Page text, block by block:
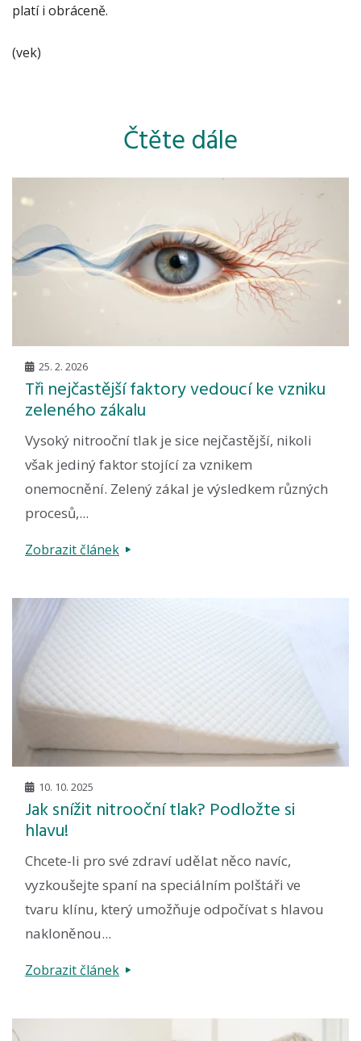
platí i obráceně.
(vek)
Čtěte dále
25. 2. 2026
Tři nejčastější faktory vedoucí ke vzniku
zeleného zákalu
Vysoký nitrooční tlak je sice nejčastější, nikoli
však jediný faktor stojící za vznikem
onemocnění. Zelený zákal je výsledkem různých
procesů,...
Zobrazit článek
10. 10. 2025
Jak snížit nitrooční tlak? Podložte si
hlavu!
Chcete-li pro své zdraví udělat něco navíc,
vyzkoušejte spaní na speciálním polštáři ve
tvaru klínu, který umožňuje odpočívat s hlavou
nakloněnou...
Zobrazit článek